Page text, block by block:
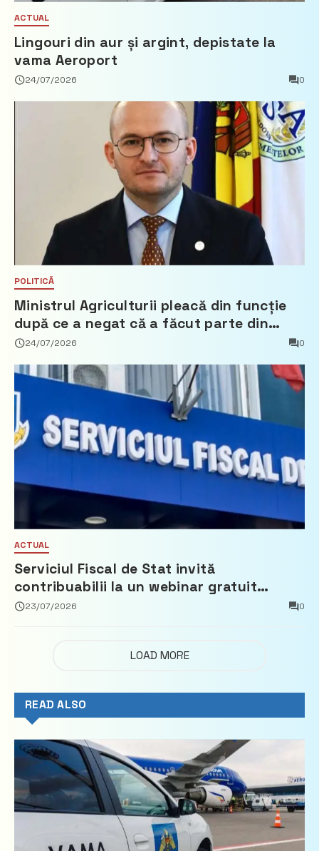
ACTUAL
Lingouri din aur și argint, depistate la
vama Aeroport
24/07/2026 0
POLITICĂ
Ministrul Agriculturii pleacă din funcție
după ce a negat că a făcut parte din
Partidul Democrat
24/07/2026 0
ACTUAL
Serviciul Fiscal de Stat invită
contribuabilii la un webinar gratuit
privind calculul impozitului pe bunurile
23/07/2026 0
LOAD MORE
READ ALSO